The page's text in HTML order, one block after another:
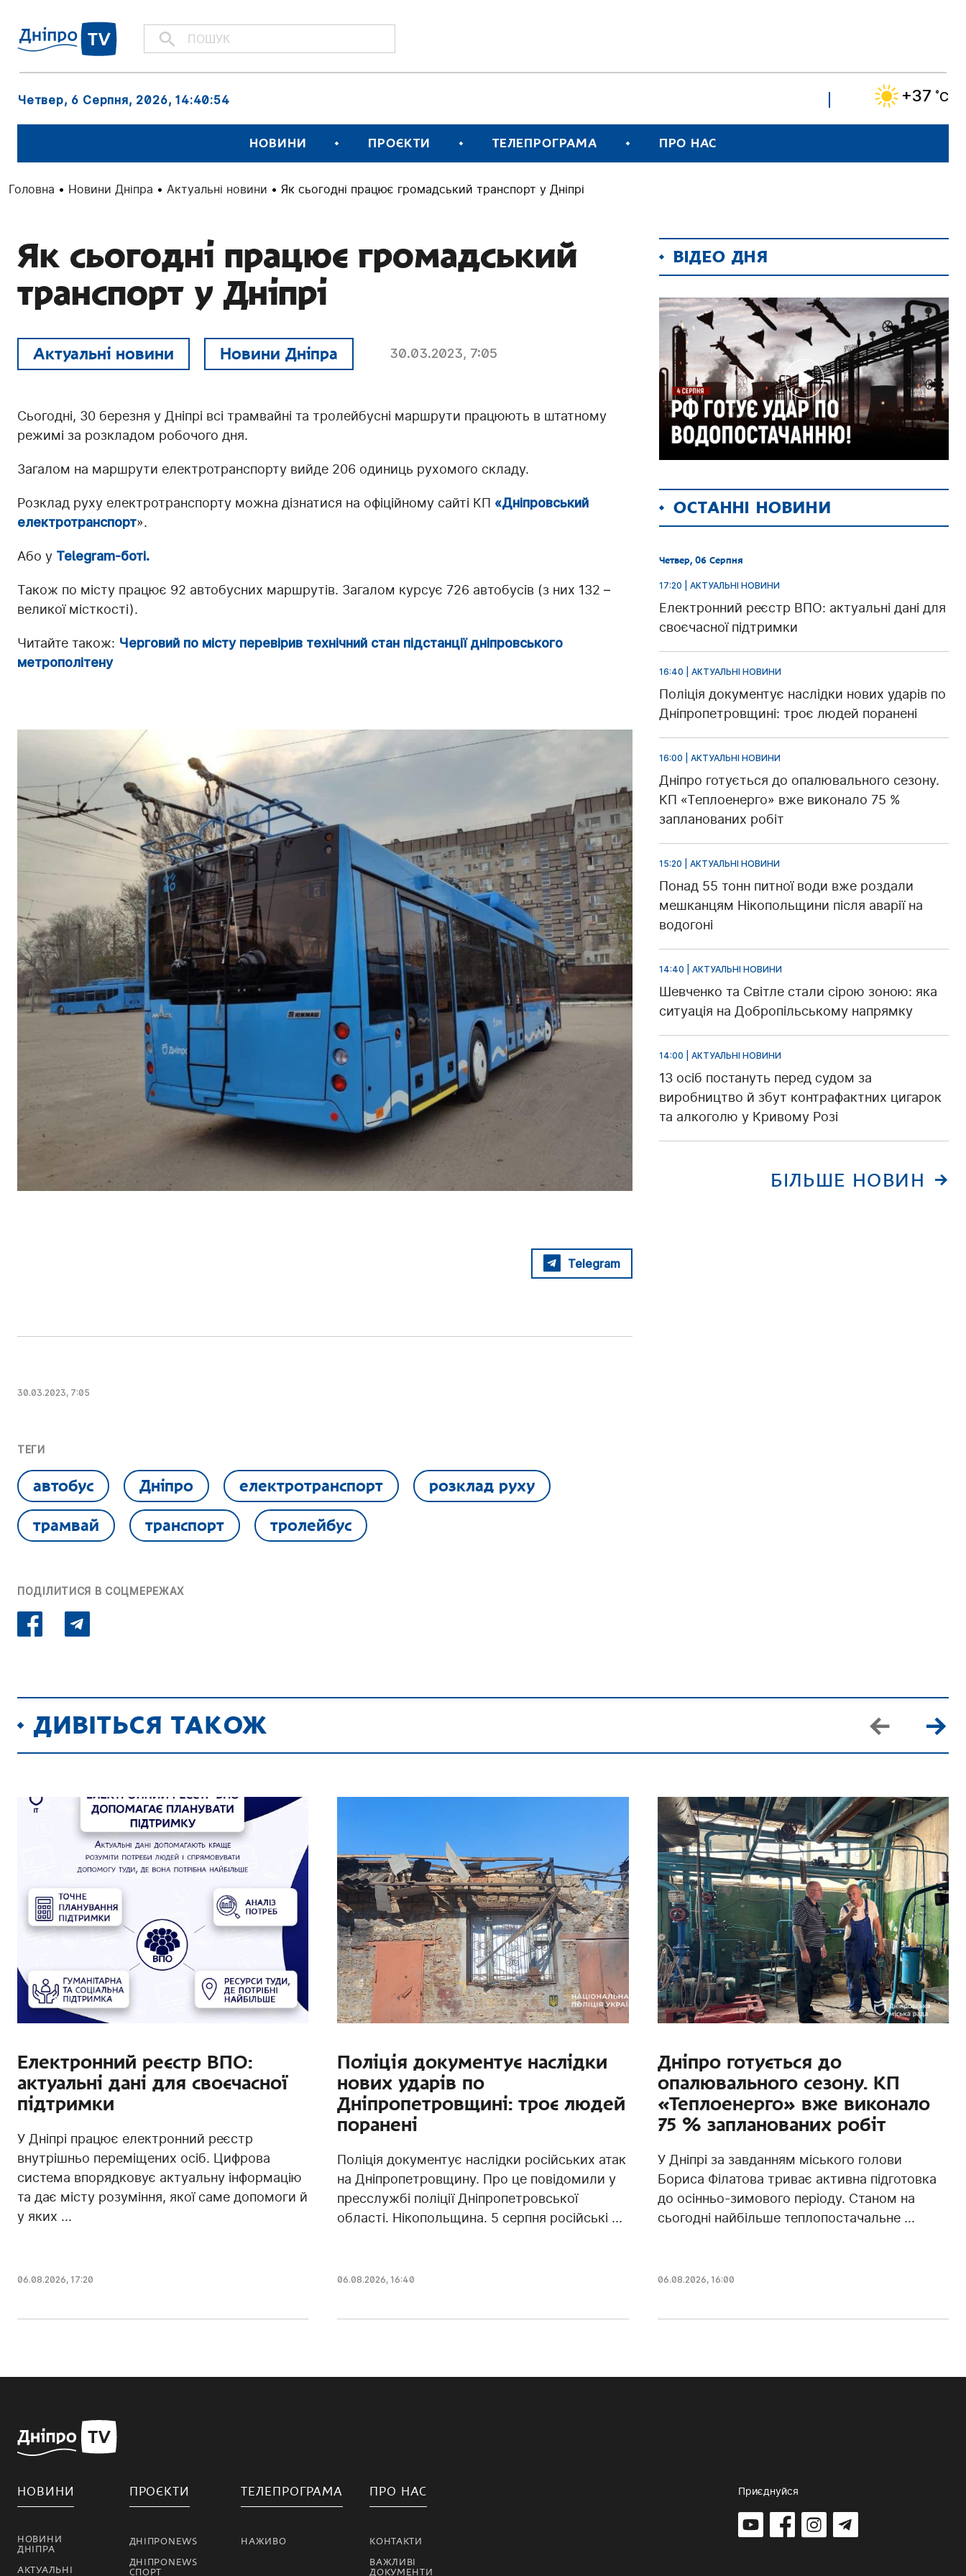
Четвер, 6 Серпня, 2026, 14:40:55 +37 ˚C
НОВИНИ ПРОЄКТИ ТЕЛЕПРОГРАМА ПРО НАС
Головна • Новини Дніпра • Актуальні новини • Як сьогодні працює громадський транспорт у Дніпрі
Як сьогодні працює громадський
транспорт у Дніпрі
Актуальні новини Новини Дніпра 30.03.2023, 7:05
Сьогодні, 30 березня у Дніпрі всі трамвайні та тролейбусні маршрути працюють в штатному
режимі за розкладом робочого дня.
Загалом на маршрути електротранспорту вийде 206 одиниць рухомого складу.
Розклад руху електротранспорту можна дізнатися на офіційному сайті КП «Дніпровський
електротранспорт».
Або у Telegram-боті.
Також по місту працює 92 автобусних маршрутів. Загалом курсує 726 автобусів (з них 132 –
великої місткості).
Читайте також: Черговий по місту перевірив технічний стан підстанції дніпровського
метрополітену
Telegram
30.03.2023, 7:05
ТЕГИ
автобус Дніпро електротранспорт розклад руху
трамвай транспорт тролейбус
ПОДІЛИТИСЯ В СОЦМЕРЕЖАХ
ВІДЕО ДНЯ
ОСТАННІ НОВИНИ
Четвер, 06 Серпня
17:20 | АКТУАЛЬНІ НОВИНИ
Електронний реєстр ВПО: актуальні дані для
своєчасної підтримки
16:40 | АКТУАЛЬНІ НОВИНИ
Поліція документує наслідки нових ударів по
Дніпропетровщині: троє людей поранені
16:00 | АКТУАЛЬНІ НОВИНИ
Дніпро готується до опалювального сезону.
КП «Теплоенерго» вже виконало 75 %
запланованих робіт
15:20 | АКТУАЛЬНІ НОВИНИ
Понад 55 тонн питної води вже роздали
мешканцям Нікопольщини після аварії на
водогоні
14:40 | АКТУАЛЬНІ НОВИНИ
Шевченко та Світле стали сірою зоною: яка
ситуація на Добропільському напрямку
14:00 | АКТУАЛЬНІ НОВИНИ
13 осіб постануть перед судом за
виробництво й збут контрафактних цигарок
та алкоголю у Кривому Розі
БІЛЬШЕ НОВИН
ДИВІТЬСЯ ТАКОЖ
Електронний реєстр ВПО:
актуальні дані для своєчасної
підтримки
У Дніпрі працює електронний реєстр
внутрішньо переміщених осіб. Цифрова
система впорядковує актуальну інформацію
та дає місту розуміння, якої саме допомоги й
у яких ...
06.08.2026, 17:20
Поліція документує наслідки
нових ударів по
Дніпропетровщині: троє людей
поранені
Поліція документує наслідки російських атак
на Дніпропетровщину. Про це повідомили у
пресслужбі поліції Дніпропетровської
області. Нікопольщина. 5 серпня російські ...
06.08.2026, 16:40
Дніпро готується до
опалювального сезону. КП
«Теплоенерго» вже виконало
75 % запланованих робіт
У Дніпрі за завданням міського голови
Бориса Філатова триває активна підготовка
до осінньо-зимового періоду. Станом на
сьогодні найбільше теплопостачальне ...
06.08.2026, 16:00
НОВИНИ
НОВИНИ
ДНІПРА
АКТУАЛЬНІ
ПРОЄКТИ
ДНІПРОNEWS
ДНІПРОNEWS
СПОРТ
ТЕЛЕПРОГРАМА
НАЖИВО
ПРО НАС
КОНТАКТИ
ВАЖЛИВІ
ДОКУМЕНТИ
Приєднуйся